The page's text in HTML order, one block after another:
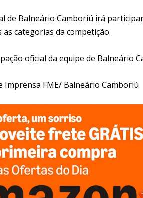
de Balneário Camboriú irá
categorias da competição.
oficial da equipe de Balneário
Imprensa FME/ Balneário Camboriú